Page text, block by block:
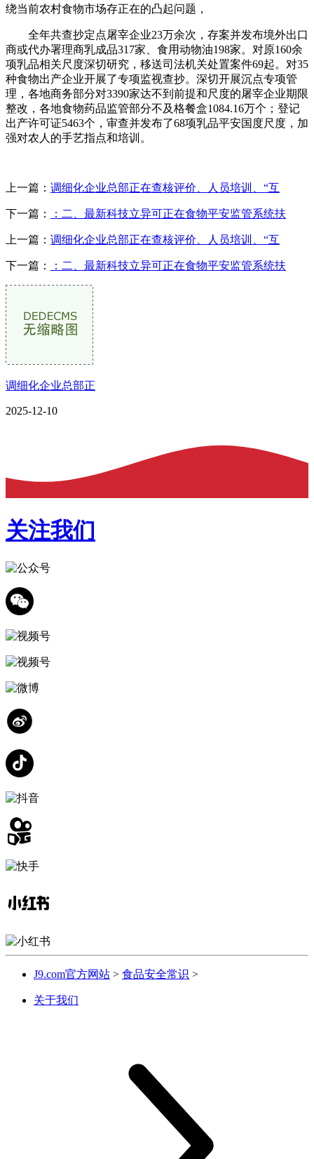
绕当前农村食物市场存正在的凸起问题，
全年共查抄定点屠宰企业23万余次，存案并发布境外出口
商或代办署理商乳成品317家、食用动物油198家。对原160余
项乳品相关尺度深切研究，移送司法机关处置案件69起。对35
种食物出产企业开展了专项监视查抄。深切开展沉点专项管
理，各地商务部分对3390家达不到前提和尺度的屠宰企业期限
整改，各地食物药品监管部分不及格餐盒1084.16万个；登记
出产许可证5463个，审查并发布了68项乳品平安国度尺度，加
强对农人的手艺指点和培训。
上一篇： 调细化企业总部正在查核评价、人员培训、“互
下一篇： ：二、最新科技立异可正在食物平安监管系统扶
上一篇： 调细化企业总部正在查核评价、人员培训、“互
下一篇： ：二、最新科技立异可正在食物平安监管系统扶
调细化企业总部正
2025-12-10
关注我们
J9.com官方网站 > 食品安全常识 >
关于我们